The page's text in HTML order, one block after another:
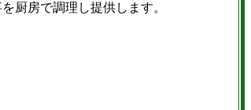
厨房で調理し提供します。